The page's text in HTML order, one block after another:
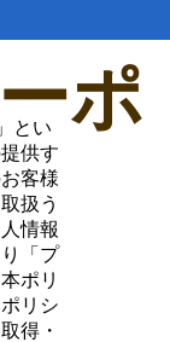
とい
供す
客様
扱う
情報
「プ
ポリ
リシ
得・
ポ